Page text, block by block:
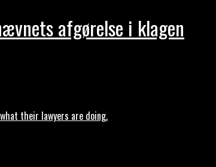
afgørelse i klagen
their lawyers are doing.